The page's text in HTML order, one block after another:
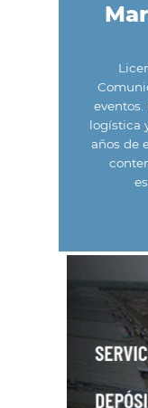
logística
años de